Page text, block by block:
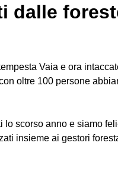
dalle
Vaia e ora
oltre 100 persone
scorso anno e siamo
insieme ai gestori